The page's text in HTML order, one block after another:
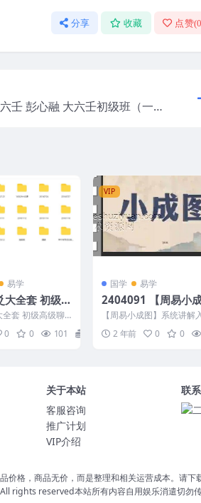
分享 收藏 点赞(0
初级班（一
易学
大全套 初级高
非常详实
套 初级高级聊
实 编号：4005B1
0 0 101
VIP
国学 易学
2404091 【周易小
图】系统讲解入门合
【周易小成图】系统讲解
集 2404091 1.小成图.mp4
成图....
2 年前 0 0
关于本站
客服咨询
推广计划
VIP介绍
联
格，商品无价，而是整理和相关运营成本。请
rights reserved本站所有内容自用娱乐消遣切勿